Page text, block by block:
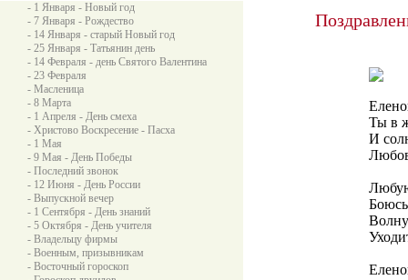
- 1 Января - Новый год
- 7 Января - Рождество
- 14 Января - старый Новый год
- 25 Января - Татьянин день
- 14 Февраля - день Святого Валентина
- 23 Февраля
- Масленица
- 8 Марта
- 1 Апреля - День смеха
- Христово Воскресение - Пасха
- 1 Мая
- 9 Мая - День Победы
- Последний звонок
- 12 Июня - День России
- Выпускной вечер
- 1 Сентября - День знаний
- 5 Октября - День учителя
- Владельцу фирмы
- Военным, призывникам
- Восточный гороскоп
Ты в
И